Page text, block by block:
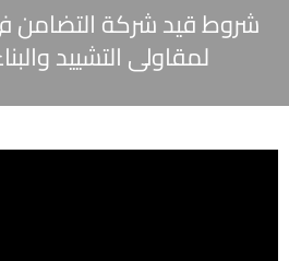
شروط قيد شركة التضامن
لمقاولى التشييد والبناء